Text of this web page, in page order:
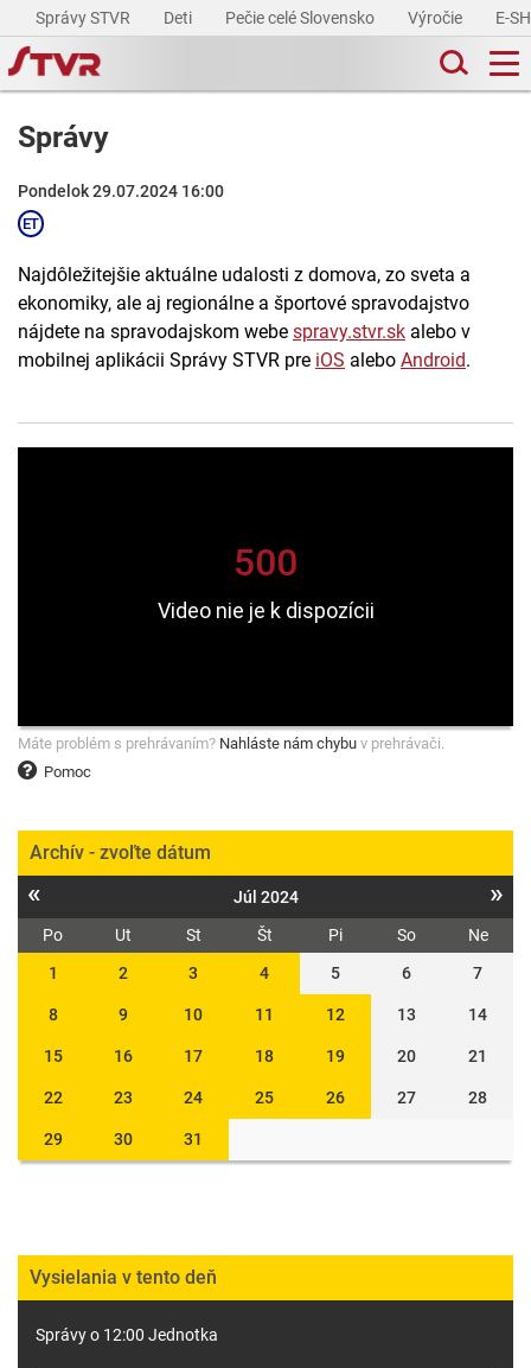
Správy STVR Deti Pečie celé Slovensko Výročie E-
Správy
Pondelok 29.07.2024 16:00
Najdôležitejšie aktuálne udalosti z domova, zo sveta a
ekonomiky, ale aj regionálne a športové spravodajstvo
nájdete na spravodajskom webe spravy.stvr.sk alebo v
mobilnej aplikácii Správy STVR pre iOS alebo Android.
Pomoc
Máte problém s prehrávaním? Nahláste nám chybu v prehrávači.
Archív - zvoľte dátum
« Júl 2024 »
Po Ut St Št Pi So
Ne
1
2 3 4 5 6 7
8 9 10 11 12 13 14
15 16 17 18 19 20 21
22 23 24 25 26 27 28
29 30 31
Vysielania v tento deň
Správy o 12:00 Jednotka